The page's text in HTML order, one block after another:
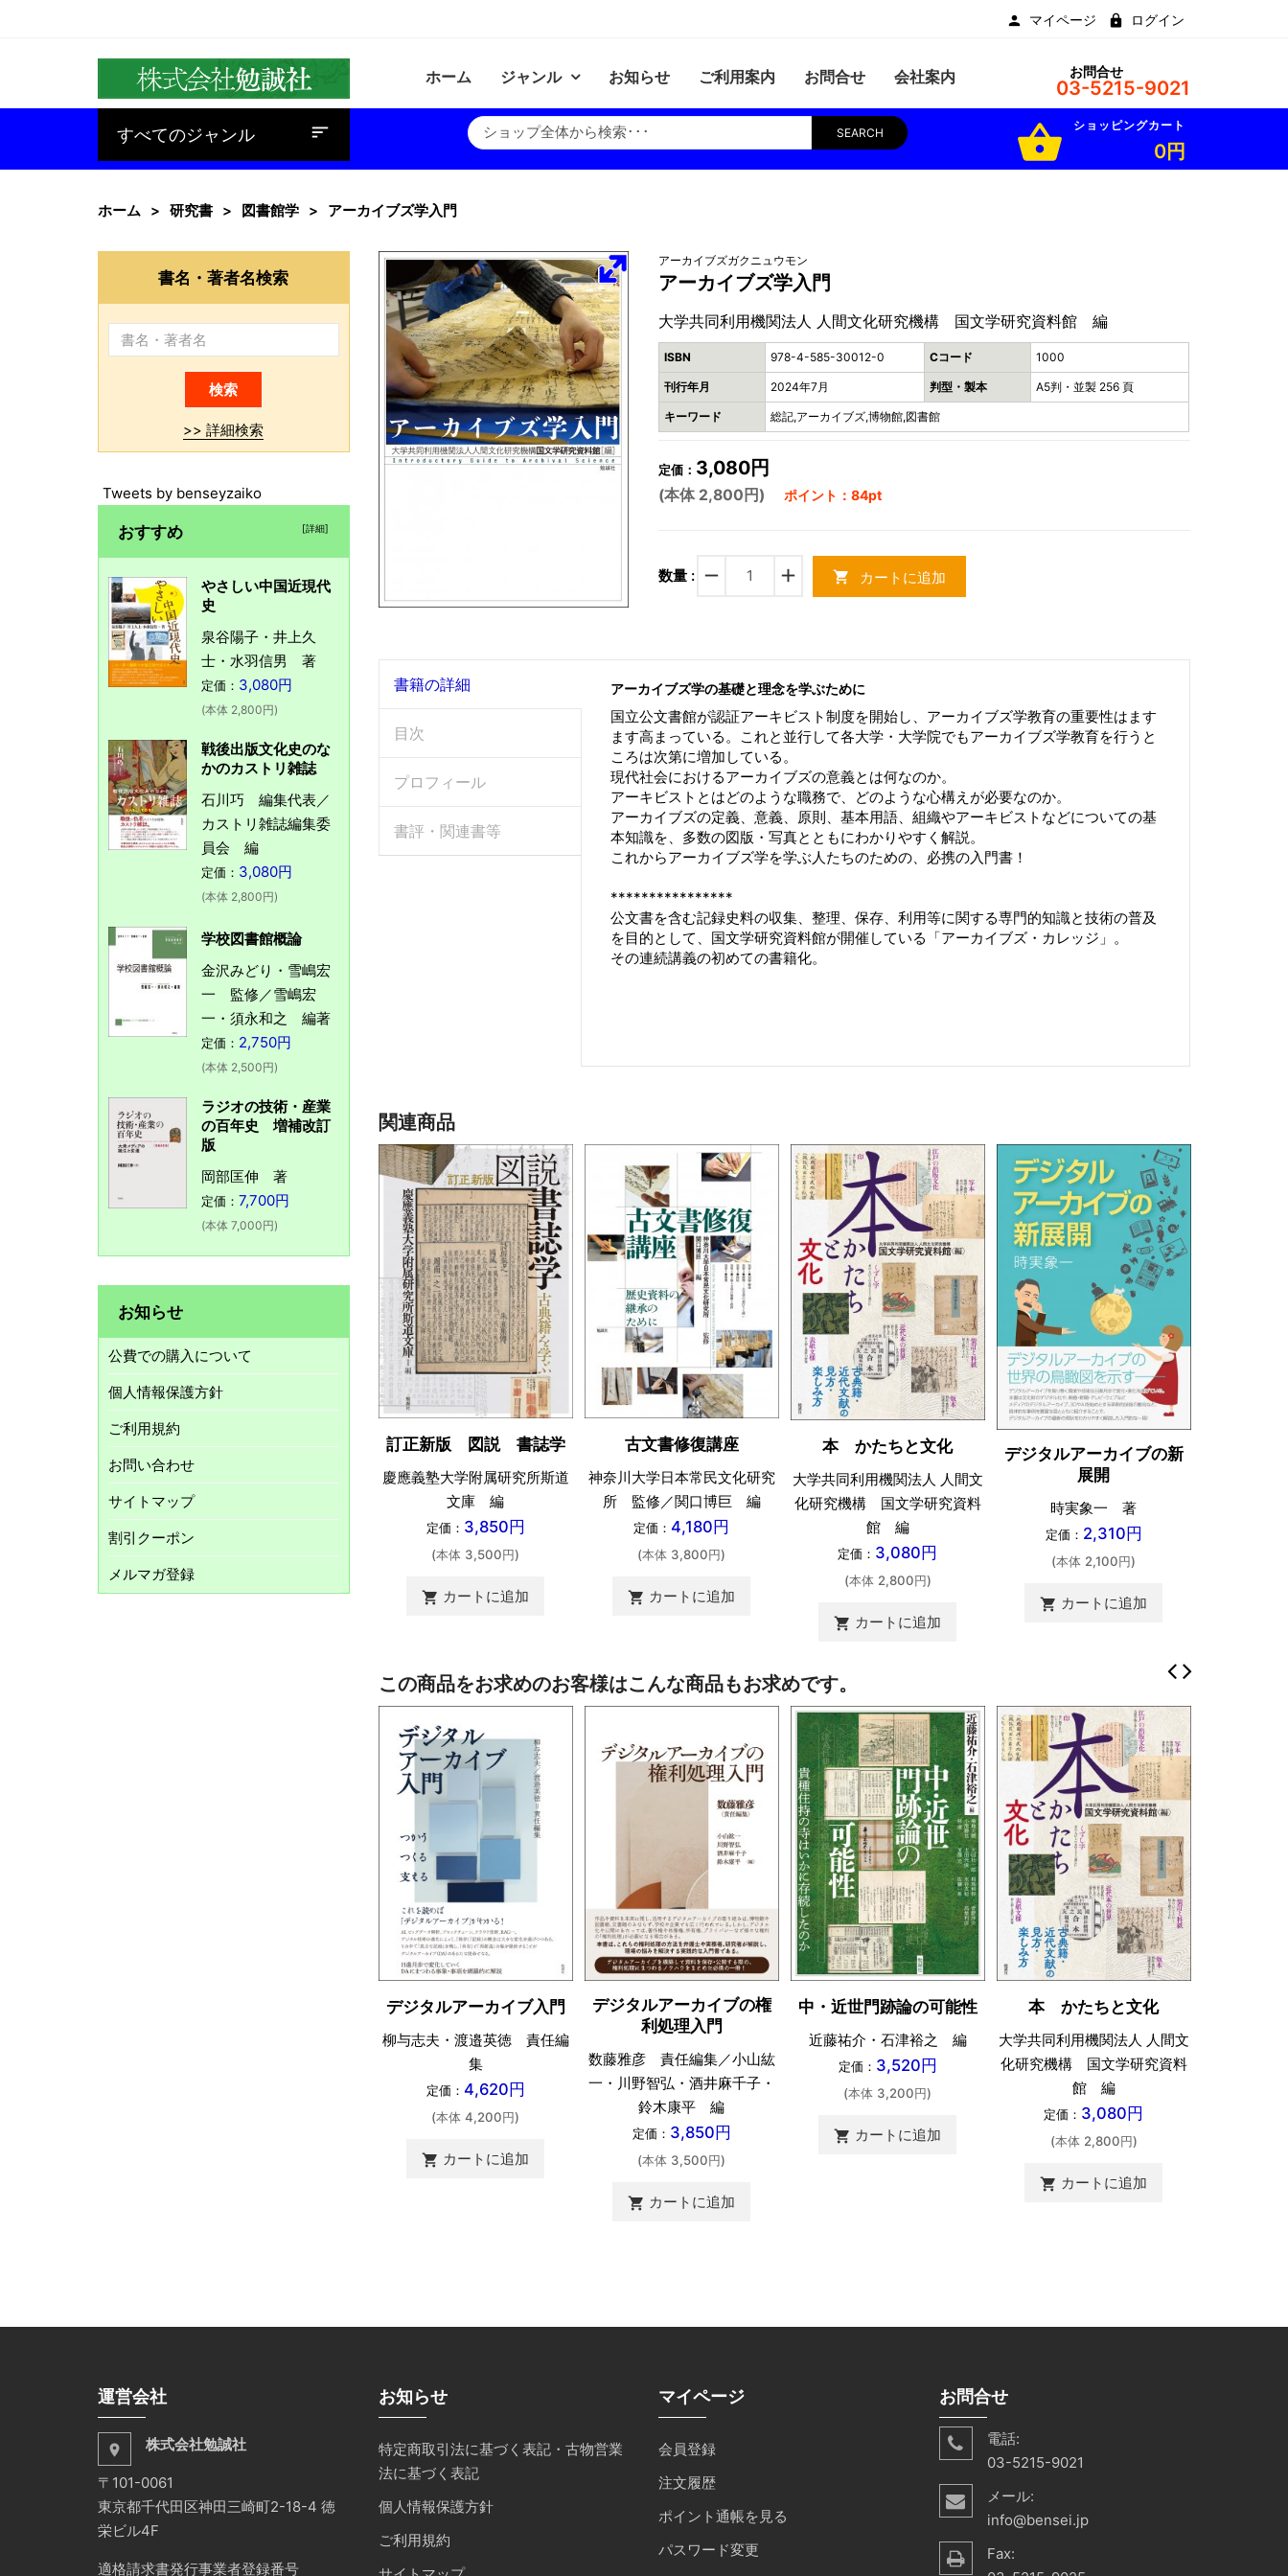
マイページ ログイン
ホーム ジャンル お知らせ ご利用案内 お問合せ 会社案内 お問合せ
03-5215-9021
すべてのジャンル
baseline_sort SEARCH shopping_basket ショッピングカート
0円
ホーム 研究書 図書館学 アーカイブズ学入門
アーカイブズガクニュウモン
アーカイブズ学入門
大学共同利用機関法人 人間文化研究機構 国文学研究資料館 編
ISBN 978-4-585-30012-0 Cコード 1000
刊行年月 2024年7月 判型・製本 A5判・並製 256 頁
キーワード 総記,アーカイブズ,博物館,図書館
定価： 3,080円
(本体 2,800円) ポイント：84pt
数量 : remove add shopping_cart カートに追加
書籍の詳細
目次
プロフィール
書評・関連書等
アーカイブズ学の基礎と理念を学ぶために
国立公文書館が認証アーキビスト制度を開始し、アーカイブズ学教育の重要性はます
ます高まっている。これと並行して各大学・大学院でもアーカイブズ学教育を行うと
ころは次第に増加している。
現代社会におけるアーカイブズの意義とは何なのか。
アーキビストとはどのような職務で、どのような心構えが必要なのか。
アーカイブズの定義、意義、原則、基本用語、組織やアーキビストなどについての基
本知識を、多数の図版・写真とともにわかりやすく解説。
これからアーカイブズ学を学ぶ人たちのための、必携の入門書！
****************
公文書を含む記録史料の収集、整理、保存、利用等に関する専門的知識と技術の普及
を目的として、国文学研究資料館が開催している「アーカイブズ・カレッジ」。
その連続講義の初めての書籍化。
関連商品
訂正新版 図説 書誌学
慶應義塾大学附属研究所斯道
文庫 編
定価： 3,850円
(本体 3,500円)
shopping_cart カートに追加
古文書修復講座
神奈川大学日本常民文化研究
所 監修／関口博巨 編
定価： 4,180円
(本体 3,800円)
shopping_cart カートに追加
本 かたちと文化
大学共同利用機関法人 人間文
化研究機構 国文学研究資料
館 編
定価： 3,080円
(本体 2,800円)
shopping_cart カートに追加
デジタルアーカイブの新
展開
時実象一 著
定価： 2,310円
(本体 2,100円)
shopping_cart カートに追加
この商品をお求めのお客様はこんな商品もお求めです。
デジタルアーカイブ入門
柳与志夫・渡邉英徳 責任編
集
定価： 4,620円
(本体 4,200円)
shopping_cart カートに追加
デジタルアーカイブの権
利処理入門
数藤雅彦 責任編集／小山紘
一・川野智弘・酒井麻千子・
鈴木康平 編
定価： 3,850円
(本体 3,500円)
shopping_cart カートに追加
中・近世門跡論の可能性
近藤祐介・石津裕之 編
定価： 3,520円
(本体 3,200円)
shopping_cart カートに追加
本 かたちと文化
大学共同利用機関法人 人間文
化研究機構 国文学研究資料
館 編
定価： 3,080円
(本体 2,800円)
shopping_cart カートに追加
書名・著者名検索
>> 詳細検索
Tweets by benseyzaiko
おすすめ [詳細]
やさしい中国近現代
史
泉谷陽子・井上久
士・水羽信男 著
定価： 3,080円
(本体 2,800円)
戦後出版文化史のな
かのカストリ雑誌
石川巧 編集代表／
カストリ雑誌編集委
員会 編
定価： 3,080円
(本体 2,800円)
学校図書館概論
金沢みどり・雪嶋宏
一 監修／雪嶋宏
一・須永和之 編著
定価： 2,750円
(本体 2,500円)
ラジオの技術・産業
の百年史 増補改訂
版
岡部匡伸 著
定価： 7,700円
(本体 7,000円)
お知らせ
公費での購入について
個人情報保護方針
ご利用規約
お問い合わせ
サイトマップ
割引クーポン
メルマガ登録
運営会社
place 株式会社勉誠社
〒101-0061
東京都千代田区神田三崎町2-18-4 徳
栄ビル4F
適格請求書発行事業者登録番号
お知らせ
特定商取引法に基づく表記・古物営業
法に基づく表記
個人情報保護方針
ご利用規約
マイページ
会員登録
注文履歴
ポイント通帳を見る
パスワード変更
お問合せ
電話:
03-5215-9021
メール:
info@bensei.jp
Fax: